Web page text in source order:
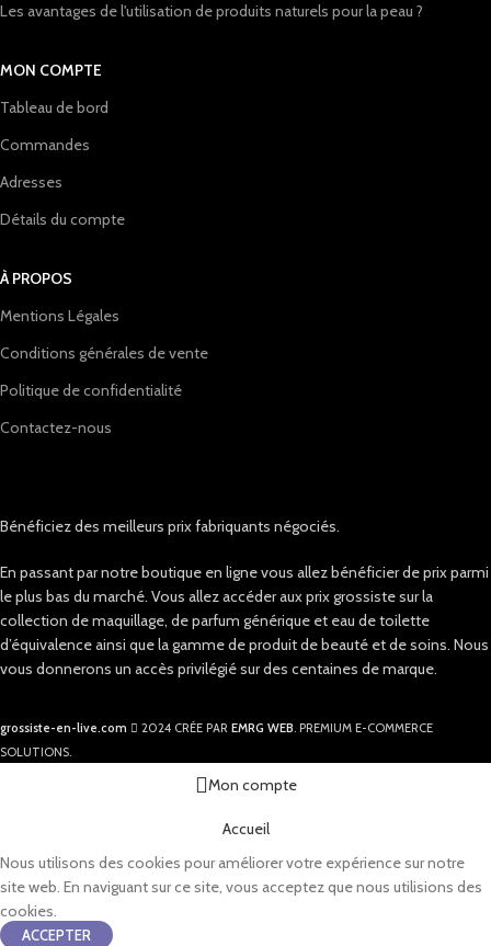
Les avantages de l'utilisation de produits naturels pour la peau ?
MON COMPTE
Tableau de bord
Commandes
Adresses
Détails du compte
À PROPOS
Mentions Légales
Conditions générales de vente
Politique de confidentialité
Contactez-nous
Bénéficiez des meilleurs prix fabriquants négociés.
En passant par notre boutique en ligne vous allez bénéficier de prix parmi
le plus bas du marché. Vous allez accéder aux prix grossiste sur la
collection de maquillage, de parfum générique et eau de toilette
d’équivalence ainsi que la gamme de produit de beauté et de soins. Nous
vous donnerons un accès privilégié sur des centaines de marque.
grossiste-en-live.com 2024 CRÉE PAR EMRG WEB. PREMIUM E-COMMERCE
SOLUTIONS.
Mon compte
Accueil
Nous utilisons des cookies pour améliorer votre expérience sur notre
site web. En naviguant sur ce site, vous acceptez que nous utilisions des
cookies.
ACCEPTER